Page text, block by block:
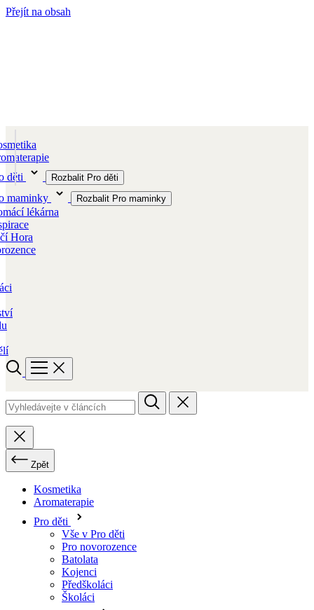
Přejít na obsah
děti
Rozbalit Pro děti
maminky Rozbalit Pro maminky
lékárna
Hora
Zpět
Kosmetika
Aromaterapie
Pro děti
Vše v Pro děti
Pro novorozence
Batolata
Kojenci
Předškoláci
Školáci